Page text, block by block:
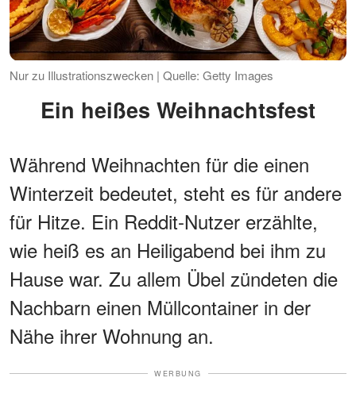
Nur zu Illustrationszwecken | Quelle: Getty Images
Ein heißes Weihnachtsfest
Während Weihnachten für die einen
Winterzeit bedeutet, steht es für andere
für Hitze. Ein Reddit-Nutzer erzählte,
wie heiß es an Heiligabend bei ihm zu
Hause war. Zu allem Übel zündeten die
Nachbarn einen Müllcontainer in der
Nähe ihrer Wohnung an.
WERBUNG